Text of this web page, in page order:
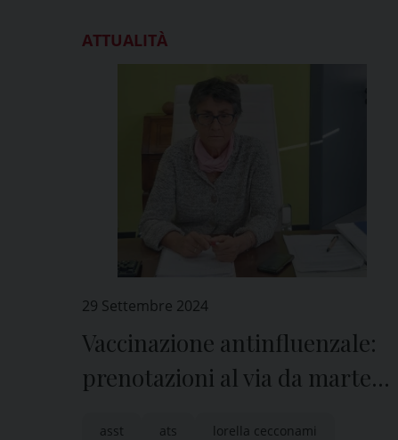
ATTUALITÀ
29 Settembre 2024
Vaccinazione antinfluenzale:
prenotazioni al via da martedì
asst ats lorella cecconami